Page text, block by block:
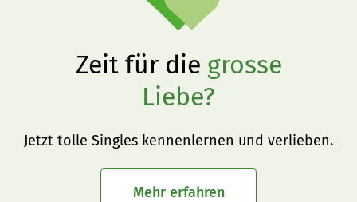
Zeit für die grosse
Liebe?
Jetzt tolle Singles kennenlernen und verlieben.
Mehr erfahren